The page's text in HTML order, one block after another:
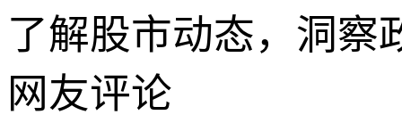
了解股市动态，洞察
网友评论